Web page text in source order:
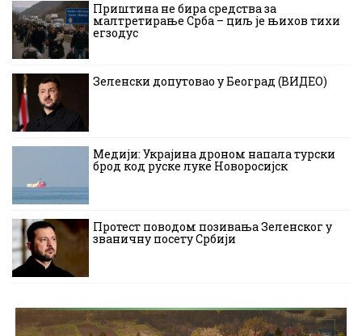
Приштина не бира средства за
малтретирање Срба – циљ је њихов тихи
егзодус
Зеленски допутовао у Београд (ВИДЕО)
Медији: Украјина дроном напала турски
брод код руске луке Новоросијск
Протест поводом позивања Зеленског у
званичну посету Србији